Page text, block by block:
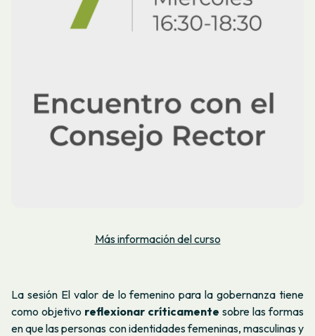
Más información del curso
La sesión El valor de lo femenino para la gobernanza tiene
como objetivo reflexionar críticamente sobre las formas
en que las personas con identidades femeninas, masculinas y